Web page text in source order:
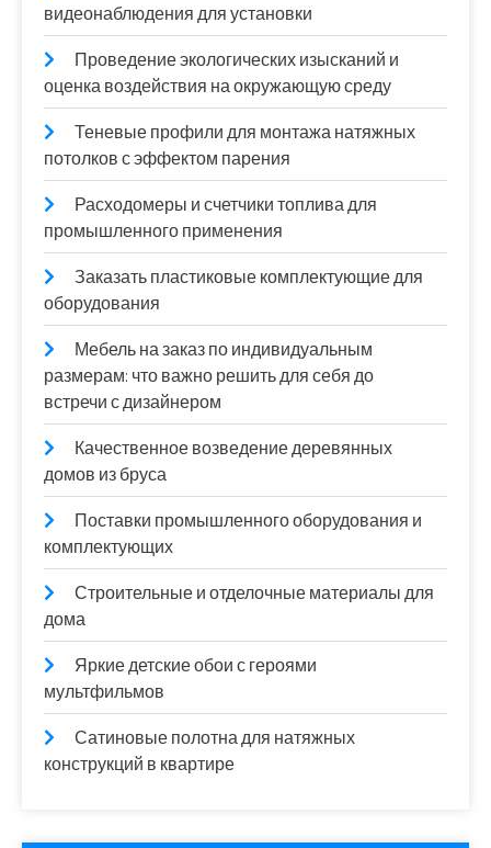
видеонаблюдения для установки
Проведение экологических изысканий и
оценка воздействия на окружающую среду
Теневые профили для монтажа натяжных
потолков с эффектом парения
Расходомеры и счетчики топлива для
промышленного применения
Заказать пластиковые комплектующие для
оборудования
Мебель на заказ по индивидуальным
размерам: что важно решить для себя до
встречи с дизайнером
Качественное возведение деревянных
домов из бруса
Поставки промышленного оборудования и
комплектующих
Строительные и отделочные материалы для
дома
Яркие детские обои с героями
мультфильмов
Сатиновые полотна для натяжных
конструкций в квартире